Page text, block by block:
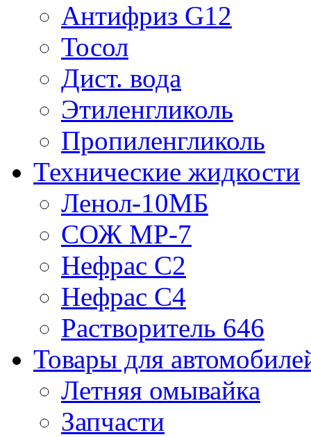
Антифриз G12
Тосол
Дист. вода
Этиленгликоль
Пропиленгликоль
Технические жидкости
Ленол-10МБ
СОЖ МР-7
Нефрас С2
Нефрас С4
Растворитель 646
Товары для
Летняя омывайка
Запчасти